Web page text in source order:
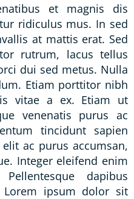
et magnis dis
ridiculus mus. In sed
at mattis erat. Sed
rutrum, lacus tellus
dui sed metus. Nulla
Etiam porttitor nibh
vitae a ex. Etiam ut
venenatis purus ac
tincidunt sapien
ac purus accumsan,
Integer eleifend enim
dapibus
ipsum dolor sit